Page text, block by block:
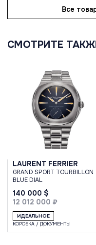
Все
СМОТРИТЕ
LAURENT FERRIER
GRAND SPORT TOURBILLON
BLUE DIAL
140 000 $
12 012 000 ₽
ИДЕАЛЬНОЕ
КОРОБКА / ДОКУМЕНТЫ